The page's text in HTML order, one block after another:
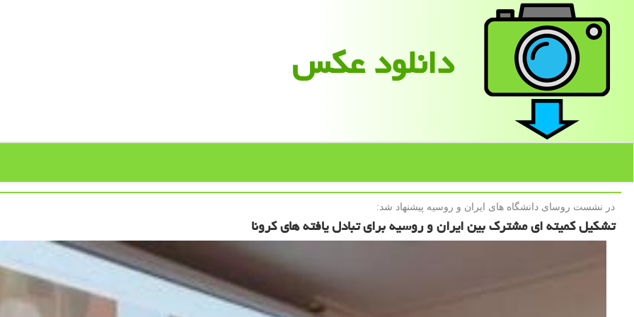
دانلود عكس
در نشست روسای دانشگاه های ایران و روسیه پیشنهاد شد:
تشكیل كمیته ای مشترك بین ایران و روسیه برای تبادل یافته های كرونا